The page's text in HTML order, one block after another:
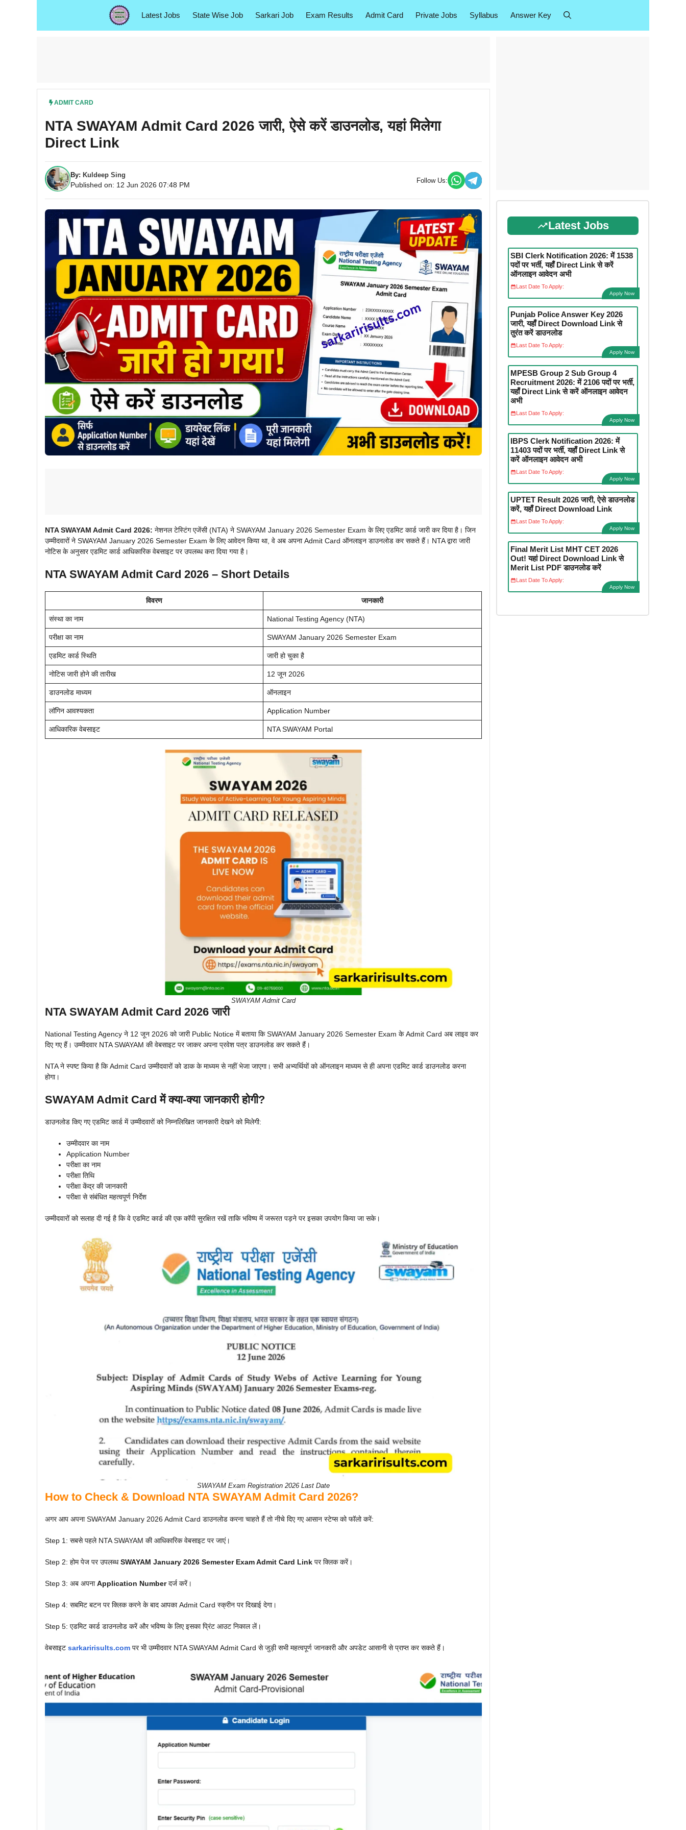
Latest Jobs State Wise Job Sarkari Job Exam Results Admit Card Private Jobs Syllabus Answer Key
ADMIT CARD
NTA SWAYAM Admit Card 2026 जारी, ऐसे करें डाउनलोड, यहां मिलेगा
Direct Link
By: Kuldeep Sing
Published on: 12 Jun 2026 07:48 PM
Follow Us:
NTA SWAYAM Admit Card 2026: नेशनल टेस्टिंग एजेंसी (NTA) ने SWAYAM January 2026 Semester Exam के लिए एडमिट कार्ड जारी कर दिया है। जिन
उम्मीदवारों ने SWAYAM January 2026 Semester Exam के लिए आवेदन किया था, वे अब अपना Admit Card ऑनलाइन डाउनलोड कर सकते हैं। NTA द्वारा जारी
नोटिस के अनुसार एडमिट कार्ड आधिकारिक वेबसाइट पर उपलब्ध करा दिया गया है।
NTA SWAYAM Admit Card 2026 – Short Details
विवरण जानकारी
संस्था का नाम National Testing Agency (NTA)
परीक्षा का नाम SWAYAM January 2026 Semester Exam
एडमिट कार्ड स्थिति जारी हो चुका है
नोटिस जारी होने की तारीख 12 जून 2026
डाउनलोड माध्यम ऑनलाइन
लॉगिन आवश्यकता Application Number
आधिकारिक वेबसाइट NTA SWAYAM Portal
SWAYAM Admit Card
NTA SWAYAM Admit Card 2026 जारी
National Testing Agency ने 12 जून 2026 को जारी Public Notice में बताया कि SWAYAM January 2026 Semester Exam के Admit Card अब लाइव कर
दिए गए हैं। उम्मीदवार NTA SWAYAM की वेबसाइट पर जाकर अपना प्रवेश पत्र डाउनलोड कर सकते हैं।
NTA ने स्पष्ट किया है कि Admit Card उम्मीदवारों को डाक के माध्यम से नहीं भेजा जाएगा। सभी अभ्यर्थियों को ऑनलाइन माध्यम से ही अपना एडमिट कार्ड डाउनलोड करना
होगा।
SWAYAM Admit Card में क्या-क्या जानकारी होगी?
डाउनलोड किए गए एडमिट कार्ड में उम्मीदवारों को निम्नलिखित जानकारी देखने को मिलेगी:
उम्मीदवार का नाम
Application Number
परीक्षा का नाम
परीक्षा तिथि
परीक्षा केंद्र की जानकारी
परीक्षा से संबंधित महत्वपूर्ण निर्देश
उम्मीदवारों को सलाह दी गई है कि वे एडमिट कार्ड की एक कॉपी सुरक्षित रखें ताकि भविष्य में जरूरत पड़ने पर इसका उपयोग किया जा सके।
SWAYAM Exam Registration 2026 Last Date
How to Check & Download NTA SWAYAM Admit Card 2026?
अगर आप अपना SWAYAM January 2026 Admit Card डाउनलोड करना चाहते हैं तो नीचे दिए गए आसान स्टेप्स को फॉलो करें:
Step 1: सबसे पहले NTA SWAYAM की आधिकारिक वेबसाइट पर जाएं।
Step 2: होम पेज पर उपलब्धSWAYAM January 2026 Semester Exam Admit Card Link पर क्लिक करें।
Step 3: अब अपनाApplication Numberदर्ज करें।
Step 4: सबमिट बटन पर क्लिक करने के बाद आपका Admit Card स्क्रीन पर दिखाई देगा।
Step 5: एडमिट कार्ड डाउनलोड करें और भविष्य के लिए इसका प्रिंट आउट निकाल लें।
वेबसाइट sarkaririsults.com पर भी उम्मीदवार NTA SWAYAM Admit Card से जुड़ी सभी महत्वपूर्ण जानकारी और अपडेट आसानी से प्राप्त कर सकते हैं।
Latest Jobs
SBI Clerk Notification 2026: में 1538
पदों पर भर्ती, यहाँ Direct Link से करें
ऑनलाइन आवेदन अभी
Last Date To Apply:
Apply Now
Punjab Police Answer Key 2026
जारी, यहाँ Direct Download Link से
तुरंत करें डाउनलोड
Last Date To Apply:
Apply Now
MPESB Group 2 Sub Group 4
Recruitment 2026: में 2106 पदों पर भर्ती,
यहाँ Direct Link से करें ऑनलाइन आवेदन
अभी
Last Date To Apply:
Apply Now
IBPS Clerk Notification 2026: में
11403 पदों पर भर्ती, यहाँ Direct Link से
करें ऑनलाइन आवेदन अभी
Last Date To Apply:
Apply Now
UPTET Result 2026 जारी, ऐसे डाउनलोड
करें, यहाँ Direct Download Link
Last Date To Apply:
Apply Now
Final Merit List MHT CET 2026
Out! यहां Direct Download Link से
Merit List PDF डाउनलोड करें
Last Date To Apply:
Apply Now